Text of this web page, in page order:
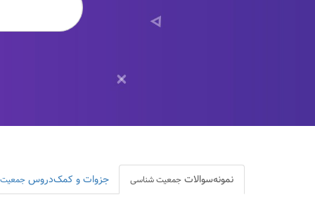
نمونه‌سوالات جمعیت شناسی جزوات و کمک‌دروس